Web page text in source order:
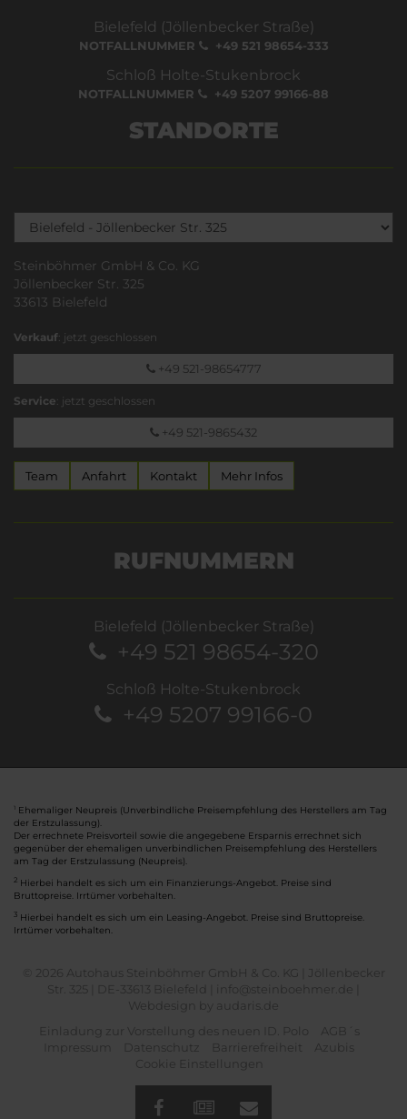
Bielefeld (Jöllenbecker Straße)
NOTFALLNUMMER +49 521 98654-333
Schloß Holte-Stukenbrock
NOTFALLNUMMER +49 5207 99166-88
STANDORTE
Steinböhmer GmbH & Co. KG
Jöllenbecker Str. 325
33613 Bielefeld
Verkauf: jetzt geschlossen
+49 521-98654777
Service: jetzt geschlossen
+49 521-9865432
Team Anfahrt Kontakt Mehr Infos
RUFNUMMERN
Bielefeld (Jöllenbecker Straße)
+49 521 98654-320
Schloß Holte-Stukenbrock
+49 5207 99166-0
Ehemaliger Neupreis (Unverbindliche Preisempfehlung des Herstellers am Tag
der Erstzulassung).
Der errechnete Preisvorteil sowie die angegebene Ersparnis errechnet sich
gegenüber der ehemaligen unverbindlichen Preisempfehlung des Herstellers
am Tag der Erstzulassung (Neupreis).
2 Hierbei handelt es sich um ein Finanzierungs-Angebot. Preise sind
Bruttopreise. Irrtümer vorbehalten.
3 Hierbei handelt es sich um ein Leasing-Angebot. Preise sind Bruttopreise.
Irrtümer vorbehalten.
© 2026 Autohaus Steinböhmer GmbH & Co. KG | Jöllenbecker
Str. 325 | DE-33613 Bielefeld | info@steinboehmer.de |
Webdesign by audaris.de
Einladung zur Vorstellung des neuen ID. Polo
AGB´s
Impressum
Datenschutz Barrierefreiheit
Azubis
Cookie Einstellungen